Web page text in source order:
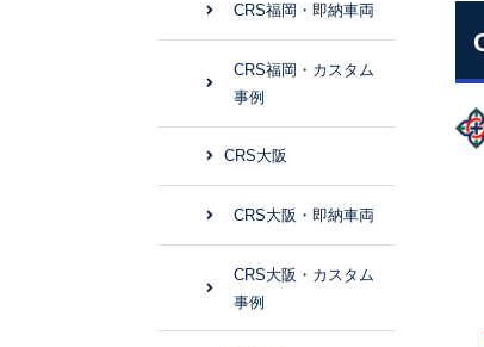
CRS福岡・即納車両
CRS福岡・カスタム
事例
CRS大阪
CRS大阪・即納車両
CRS大阪・カスタム
事例